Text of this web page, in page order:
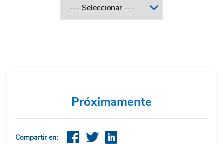
Próximamente
Compartir en: